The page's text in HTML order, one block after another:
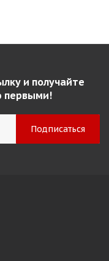
и получайте
первыми!